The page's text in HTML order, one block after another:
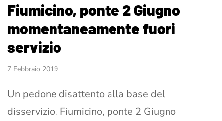
Fiumicino, ponte 2 Giugno
momentaneamente fuori
servizio
7 Febbraio 2019
Un pedone disattento alla base del
disservizio. Fiumicino, ponte 2 Giugno